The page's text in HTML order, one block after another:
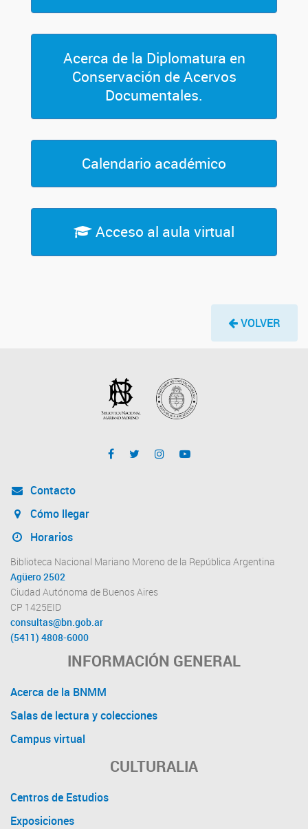
Acerca de la Diplomatura en
Conservación de Acervos
Documentales.
Calendario académico
Acceso al aula virtual
VOLVER
Contacto
Cómo llegar
Horarios
Biblioteca Nacional Mariano Moreno de la República Argentina
Agüero 2502
Ciudad Autónoma de Buenos Aires
CP 1425EID
consultas@bn.gob.ar
(5411) 4808-6000
INFORMACIÓN GENERAL
Acerca de la BNMM
Salas de lectura y colecciones
Campus virtual
CULTURALIA
Centros de Estudios
Exposiciones